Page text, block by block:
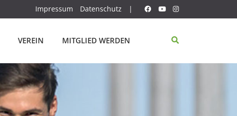
Impressum Datenschutz |
VEREIN MITGLIED WERDEN